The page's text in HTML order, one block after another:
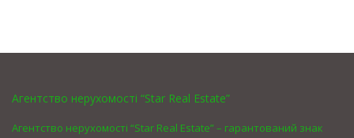
Агентство нерухомості “Star Real Estate”
Агентство нерухомості “Star Real Estate” – гарантований знак